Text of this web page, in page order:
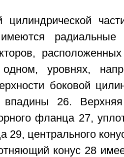
цилиндрической
имеются
уровнях,
боковой
впадины 26.
фланца 27,
29, центрального
конус 28